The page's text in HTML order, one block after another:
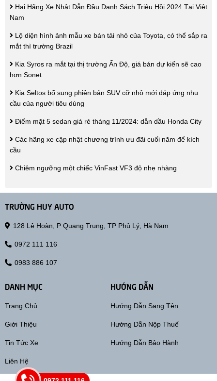
Hai Hãng Xe Nhật Dẫn Đầu Danh Sách Triệu Hồi 2024 Tại Việt
Nam
Lộ diện hình ảnh mẫu xe bán tải nhỏ của Toyota, có thể sắp ra
mắt thì trường Brazil
Kia Syros ra mắt tại thị trường Ấn Độ, giá bán dự kiến sẽ cao
hơn Sonet
Kia Seltos bổ sung phiên bản SUV cỡ nhỏ mới đáp ứng nhu
cầu của người tiêu dùng
Điểm mặt 5 sedan giá rẻ tháng 11/2024: dẫn dầu Honda City
Các hãng xe cập nhật chương trình ưu đãi cuối năm để kích
cầu
Chiêm ngưỡng một chiếc VinFast VF3 độ nhẹ nhàng
TRƯỜNG HUY AUTO
128 Lê Hoàn, P Quang Trung, TP Phủ Lý, Hà Nam
0972 111 116
0983 886 107
DANH MỤC
Trang Chủ
Giới Thiệu
Tin Tức Xe
Liên Hệ
HƯỚNG DẪN
Hướng Dẫn Sang Tên
Hướng Dẫn Nộp Thuế
Hướng Dẫn Bảo Hành